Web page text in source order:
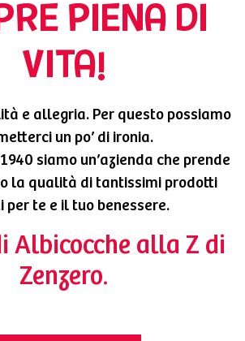
PIENA DI
VITA!
e allegria. Per questo possiamo
un po’ di ironia.
siamo un’azienda che prende
la qualità di tantissimi prodotti
per te e il tuo benessere.
Albicocche alla Z di
Zenzero.